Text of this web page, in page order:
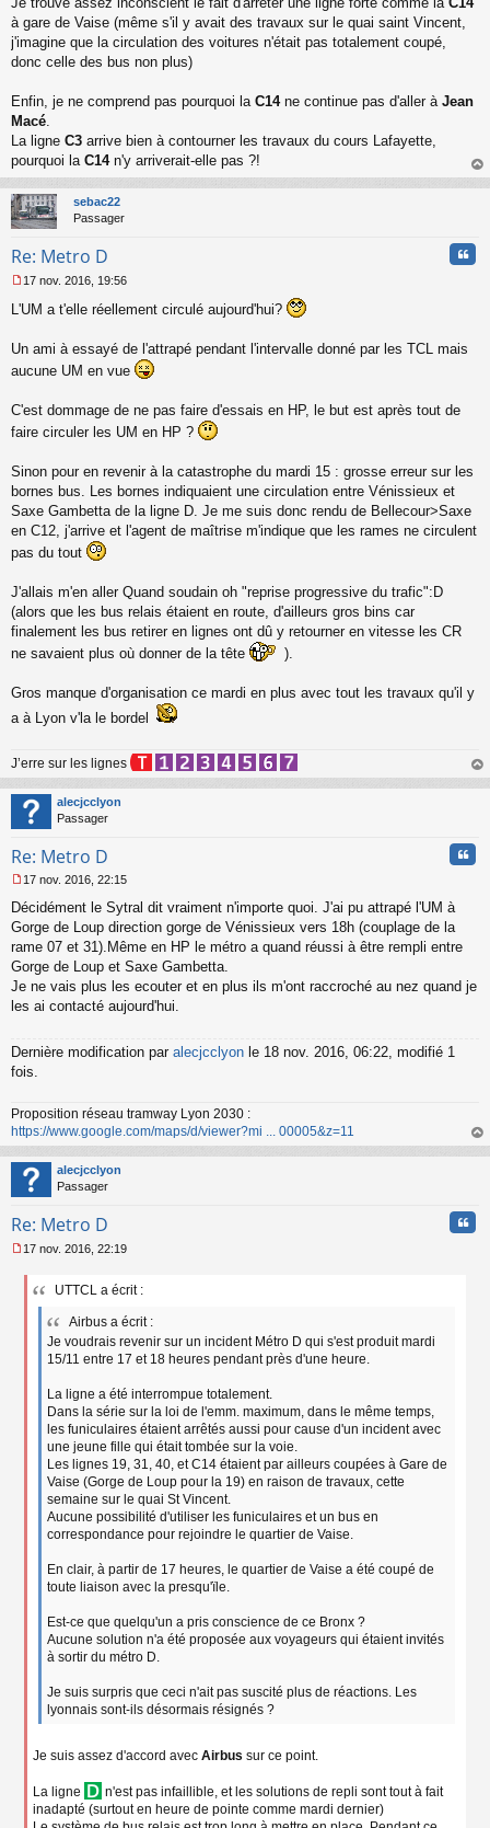
à gare de Vaise (même s'il y avait des travaux sur le quai saint Vincent,
j'imagine que la circulation des voitures n'était pas totalement coupé,
donc celle des bus non plus)
Enfin, je ne comprend pas pourquoi la C14ne continue pas d'aller à Jean
Macé.
La ligne C3 arrive bien à contourner les travaux du cours Lafayette,
pourquoi la C14n'y arriverait-elle pas ?!
au
sebac22
Passager
Re: Metro D
e
a
g
n
o
n
u
17 nov. 2016, 19:56
L'UM a t'elle réellement circulé aujourd'hui?
Un ami à essayé de l'attrapé pendant l'intervalle donné par les TCL mais
aucune UM en vue
C'est dommage de ne pas faire d'essais en HP, le but est après tout de
faire circuler les UM en HP ?
Sinon pour en revenir à la catastrophe du mardi 15 : grosse erreur sur les
bornes bus. Les bornes indiquaient une circulation entre Vénissieux et
Saxe Gambetta de la ligne D. Je me suis donc rendu de Bellecour>Saxe
en C12, j'arrive et l'agent de maîtrise m'indique que les rames ne circulent
pas du tout
J'allais m'en aller Quand soudain oh "reprise progressive du trafic":D
(alors que les bus relais étaient en route, d'ailleurs gros bins car
finalement les bus retirer en lignes ont dû y retourner en vitesse les CR
ne savaient plus où donner de la tête
).
Gros manque d'organisation ce mardi en plus avec tout les travaux qu'il y
a à Lyon v'la le bordel
J’erre sur les lignes
au
alecjcclyon
Passager
Re: Metro D
e
s
s
g
e
n
l
u
17 nov. 2016, 22:15
Décidément le Sytral dit vraiment n'importe quoi. J'ai pu attrapé l'UM à
Gorge de Loup direction gorge de Vénissieux vers 18h (couplage de la
rame 07 et 31).Même en HP le métro a quand réussi à être rempli entre
Gorge de Loup et Saxe Gambetta.
Je ne vais plus les ecouter et en plus ils m'ont raccroché au nez quand je
les ai contacté aujourd'hui.
Dernière modification par alecjcclyon le 18 nov. 2016, 06:22, modifié 1
fois.
Proposition réseau tramway Lyon 2030 :
https://www.google.com/maps/d/viewer?mi ... 00005&z=11
au
alecjcclyon
Passager
Re: Metro D
e
17 nov. 2016, 22:19
UTTCL a écrit :
Airbus a écrit :
Je voudrais revenir sur un incident Métro D qui s'est produit mardi
15/11 entre 17 et 18 heures pendant près d'une heure.
La ligne a été interrompue totalement.
Dans la série sur la loi de l'emm. maximum, dans le même temps,
les funiculaires étaient arrêtés aussi pour cause d'un incident avec
une jeune fille qui était tombée sur la voie.
Les lignes 19, 31, 40, et C14 étaient par ailleurs coupées à Gare de
Vaise (Gorge de Loup pour la 19) en raison de travaux, cette
semaine sur le quai St Vincent.
Aucune possibilité d'utiliser les funiculaires et un bus en
correspondance pour rejoindre le quartier de Vaise.
En clair, à partir de 17 heures, le quartier de Vaise a été coupé de
toute liaison avec la presqu'ïle.
Est-ce que quelqu'un a pris conscience de ce Bronx ?
Aucune solution n'a été proposée aux voyageurs qui étaient invités
à sortir du métro D.
Je suis surpris que ceci n'ait pas suscité plus de réactions. Les
lyonnais sont-ils désormais résignés ?
Je suis assez d'accord avec Airbus sur ce point.
La ligne
n'est pas infaillible, et les solutions de repli sont tout à fait
inadapté (surtout en heure de pointe comme mardi dernier)